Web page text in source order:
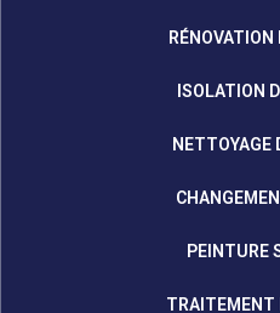
ISOLATION
NETTOYAGE
PEINTURE
TRAITEMENT